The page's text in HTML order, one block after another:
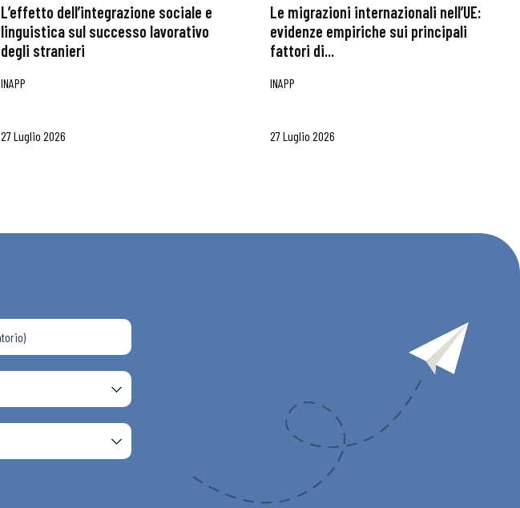
L’effetto dell’integrazione sociale e
linguistica sul successo lavorativo
degli stranieri
INAPP
27 Luglio 2026
Le migrazioni internazionali nell’UE:
evidenze empiriche sui principali
fattori di...
INAPP
27 Luglio 2026